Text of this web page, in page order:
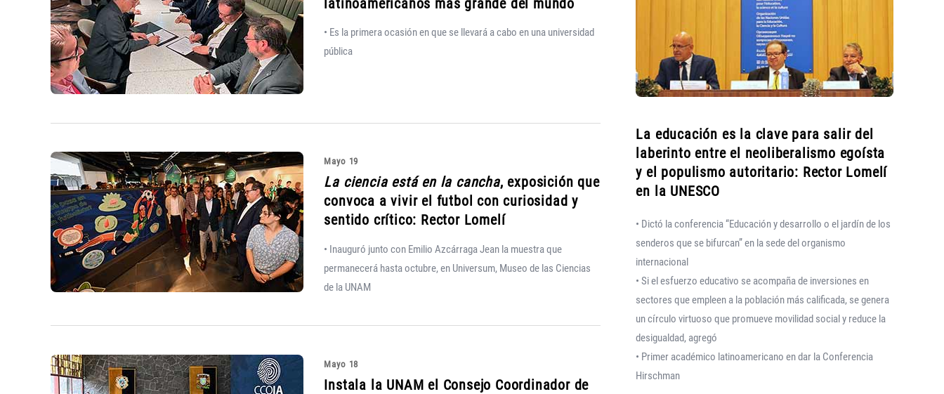
• Es la primera ocasión en que se llevará a cabo en una universidad
pública
Mayo 19
La ciencia está en la cancha, exposición que
convoca a vivir el futbol con curiosidad y
sentido crítico: Rector Lomelí
• Inauguró junto con Emilio Azcárraga Jean la muestra que
permanecerá hasta octubre, en Universum, Museo de las Ciencias
de la UNAM
Mayo 18
Instala la UNAM el Consejo Coordinador de
La educación es la clave para salir del
laberinto entre el neoliberalismo egoísta
y el populismo autoritario: Rector Lomelí
en la UNESCO
• Dictó la conferencia “Educación y desarrollo o el jardín de los
senderos que se bifurcan” en la sede del organismo
internacional
• Si el esfuerzo educativo se acompaña de inversiones en
sectores que empleen a la población más calificada, se genera
un círculo virtuoso que promueve movilidad social y reduce la
desigualdad, agregó
• Primer académico latinoamericano en dar la Conferencia
Hirschman